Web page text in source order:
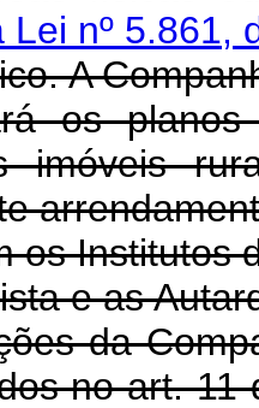
nº 5.861,
A
os
imóveis
os Institutos
e as
da
no art.